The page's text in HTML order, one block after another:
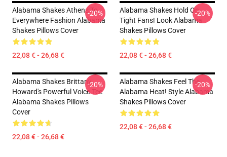
Alabama Shakes Athens To
Everywhere Fashion Alabama
Shakes Pillows Cover
22,08 € - 26,68 €
-20%
Alabama Shakes Hold On
Tight Fans! Look Alabama
Shakes Pillows Cover
22,08 € - 26,68 €
-20%
Alabama Shakes Brittany
Howard's Powerful Voice Tee
Alabama Shakes Pillows
Cover
22,08 € - 26,68 €
-20%
Alabama Shakes Feel The
Alabama Heat! Style Alabama
Shakes Pillows Cover
22,08 € - 26,68 €
-20%